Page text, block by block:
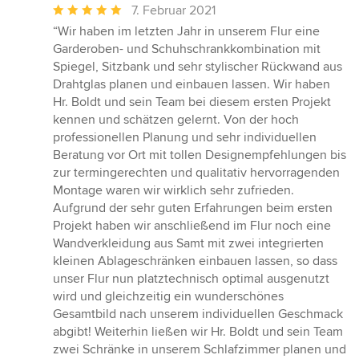
Durchschnittliche
Bewertung:
5
von
5
Sternen
7. Februar 2021
“Wir haben im letzten Jahr in unserem Flur eine
Garderoben- und Schuhschrankkombination mit
Spiegel, Sitzbank und sehr stylischer Rückwand aus
Drahtglas planen und einbauen lassen. Wir haben
Hr. Boldt und sein Team bei diesem ersten Projekt
kennen und schätzen gelernt. Von der hoch
professionellen Planung und sehr individuellen
Beratung vor Ort mit tollen Designempfehlungen bis
zur termingerechten und qualitativ hervorragenden
Montage waren wir wirklich sehr zufrieden.
Aufgrund der sehr guten Erfahrungen beim ersten
Projekt haben wir anschließend im Flur noch eine
Wandverkleidung aus Samt mit zwei integrierten
kleinen Ablageschränken einbauen lassen, so dass
unser Flur nun platztechnisch optimal ausgenutzt
wird und gleichzeitig ein wunderschönes
Gesamtbild nach unserem individuellen Geschmack
abgibt! Weiterhin ließen wir Hr. Boldt und sein Team
zwei Schränke in unserem Schlafzimmer planen und